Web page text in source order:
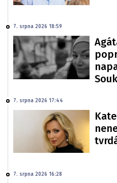
7. srpna 2026 18:59
7. srpna 2026 17:44
7. srpna 2026 16:28